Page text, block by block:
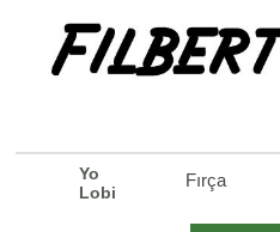
Yo
Lobi
Fırça